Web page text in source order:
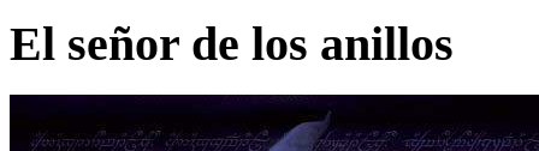
El señor de los anillos